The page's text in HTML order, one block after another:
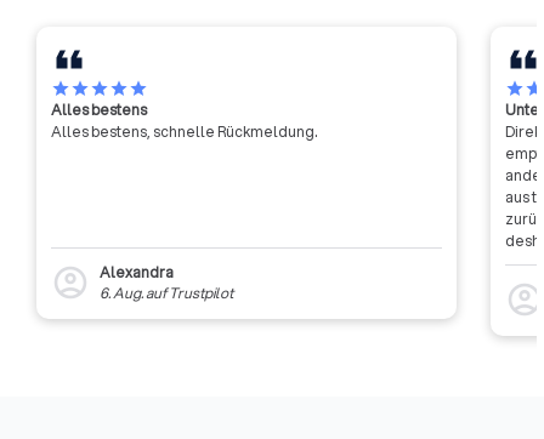
starstarstarstarstar
Alles bestens
Alles bestens, schnelle Rückmeldung.
account_circle
Alexandra
6. Aug.auf Trustpilot
starstar
aus
dass
account_circle